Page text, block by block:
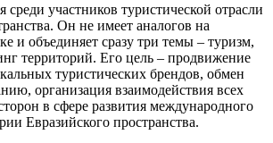
среди участников туристической отрасли
Он не имеет аналогов на
и объединяет сразу три темы – туризм,
территорий. Его цель – продвижение
туристических брендов, обмен
организация взаимодействия всех
в сфере развития международного
Евразийского пространства.